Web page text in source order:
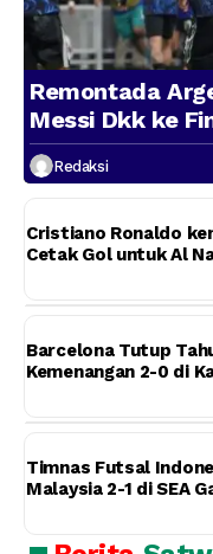
Remontada
Messi Dkk ke
Redaksi
Cristiano Ronaldo
Cetak Gol untuk Al
Barcelona Tutup
Kemenangan 2-0 di
Timnas Futsal
Malaysia 2-1 di SEA